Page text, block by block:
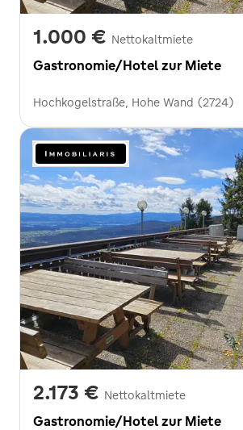
1.000 € Nettokaltmiete
Gastronomie/Hotel zur Miete
Hochkogelstraße, Hohe Wand (2724)
2.173 € Nettokaltmiete
Gastronomie/Hotel zur Miete